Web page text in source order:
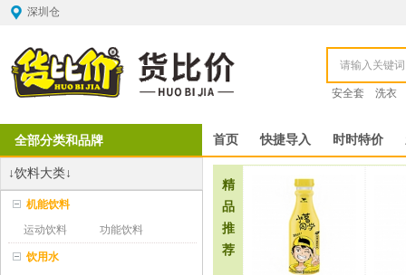
深圳仓
安全套 洗衣
全部分类和品牌 首页 快捷导入 时时特价
↓饮料大类↓
机能饮料
运动饮料
功能饮料
饮用水
精
品
推
荐